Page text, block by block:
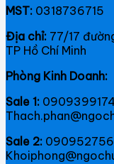
MST: 0318736715
Địa chỉ: 77/17
TP Hồ Chí Minh
Phòng Kinh Doanh:
Sale 1:
Sale 2: